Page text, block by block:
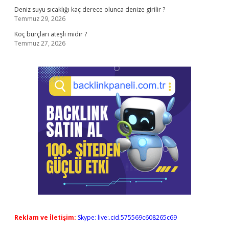
Deniz suyu sıcaklığı kaç derece olunca denize girilir ?
Temmuz 29, 2026
Koç burçları ateşli midir ?
Temmuz 27, 2026
Reklam ve İletişim: Skype: live:.cid.575569c608265c69